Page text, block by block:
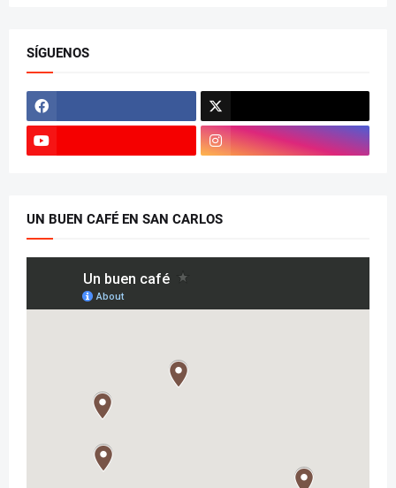
SÍGUENOS
UN BUEN CAFÉ EN SAN CARLOS